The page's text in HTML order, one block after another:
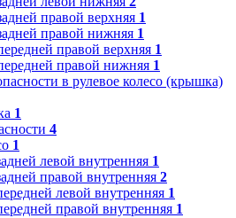
правой верхняя 1
правой нижняя 1
правой верхняя 1
правой нижняя 1
в рулевое колесо (крышка)
1
4
1
левой внутренняя 1
правой внутренняя 2
левой внутренняя 1
правой внутренняя 1